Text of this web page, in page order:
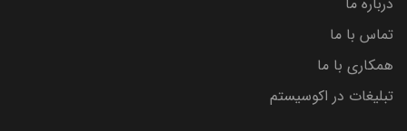
تماس با ما
همکاری با ما
تبلیغات در اکوسیستم